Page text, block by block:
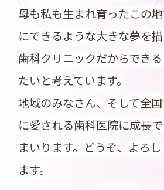
母も私も生まれ育ったこの
にできるような大きな夢を
歯科クリニックだからでき
たいと考えています。
地域のみなさん、そして全
に愛される歯科医院に成長
まいります。どうぞ、よろ
ます。